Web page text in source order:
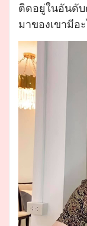
ติดอยู่ในอันดับ
มาของเขามีอ